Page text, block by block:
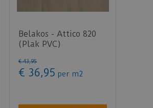
Belakos - Attico 820
(Plak PVC)
€ 43,95
€ 36,95 per m2